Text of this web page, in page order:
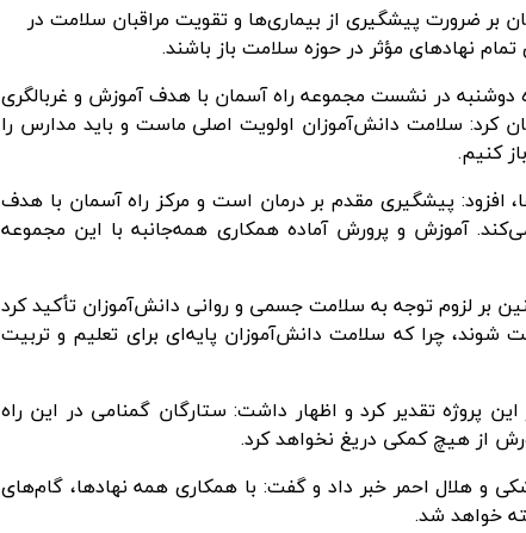
ضرورت پیشگیری از بیماری‌ها و تقویت مراقبان سلامت در
نهادهای مؤثر در حوزه سلامت باز باشند.
دوشنبه در نشست مجموعه راه آسمان با هدف آموزش و غربالگری
کرد: سلامت دانش‌آموزان اولویت اصلی ماست و باید مدارس را
کنیم.
افزود: پیشگیری مقدم بر درمان است و مرکز راه آسمان با هدف
آموزش و پرورش آماده همکاری همه‌جانبه با این مجموعه
بر لزوم توجه به سلامت جسمی و روانی دانش‌آموزان تأکید کرد
شوند، چرا که سلامت دانش‌آموزان پایه‌ای برای تعلیم و تربیت
پروژه تقدیر کرد و اظهار داشت: ستارگان گمنامی در این راه
از هیچ کمکی دریغ نخواهد کرد.
و هلال احمر خبر داد و گفت: با همکاری همه نهادها، گام‌های
خواهد شد.